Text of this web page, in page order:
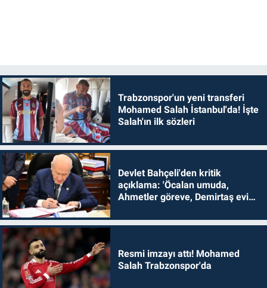
Trabzonspor'un yeni transferi
Mohamed Salah İstanbul'da! İşte
Salah'ın ilk sözleri
Devlet Bahçeli'den kritik
açıklama: 'Öcalan umuda,
Ahmetler göreve, Demirtaş evine
Resmi imzayı attı! Mohamed
Salah Trabzonspor'da